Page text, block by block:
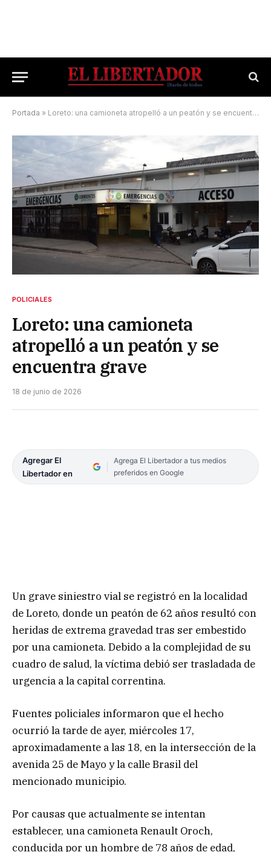
Portada » Loreto: una camioneta atropelló a un peatón y se encuentra grave
POLICIALES
Loreto: una camioneta
atropelló a un peatón y se
encuentra grave
18 de junio de 2026
Agregar El
Libertador en
Agrega El Libertador a tus medios
preferidos en Google
Un grave siniestro vial se registró en la localidad
de Loreto, donde un peatón de 62 años resultó con
heridas de extrema gravedad tras ser embestido
por una camioneta. Debido a la complejidad de su
cuadro de salud, la víctima debió ser trasladada de
urgencia a la capital correntina.
Fuentes policiales informaron que el hecho
ocurrió la tarde de ayer, miércoles 17,
aproximadamente a las 18, en la intersección de la
avenida 25 de Mayo y la calle Brasil del
mencionado municipio.
Por causas que actualmente se intentan
establecer, una camioneta Renault Oroch,
conducida por un hombre de 78 años de edad,